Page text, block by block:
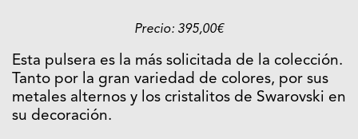
Precio: 395,00€
Esta pulsera es la más solicitada de la colección.
Tanto por la gran variedad de colores, por sus
metales alternos y los cristalitos de Swarovski en
su decoración.